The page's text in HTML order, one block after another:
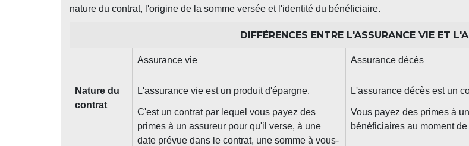
nature du contrat, l'origine de la somme versée et l'identité du bénéficiaire.
DIFFÉRENCES ENTRE L'ASSURANCE VIE ET
Assurance vie Assurance décès
Nature du
contrat
L'assurance vie est un produit d'épargne.
C'est un contrat par lequel vous payez des
primes à un assureur pour qu'il verse, à une
date prévue dans le contrat, une somme à vous-
L'assurance décès est un
Vous payez des primes à
bénéficiaires au moment